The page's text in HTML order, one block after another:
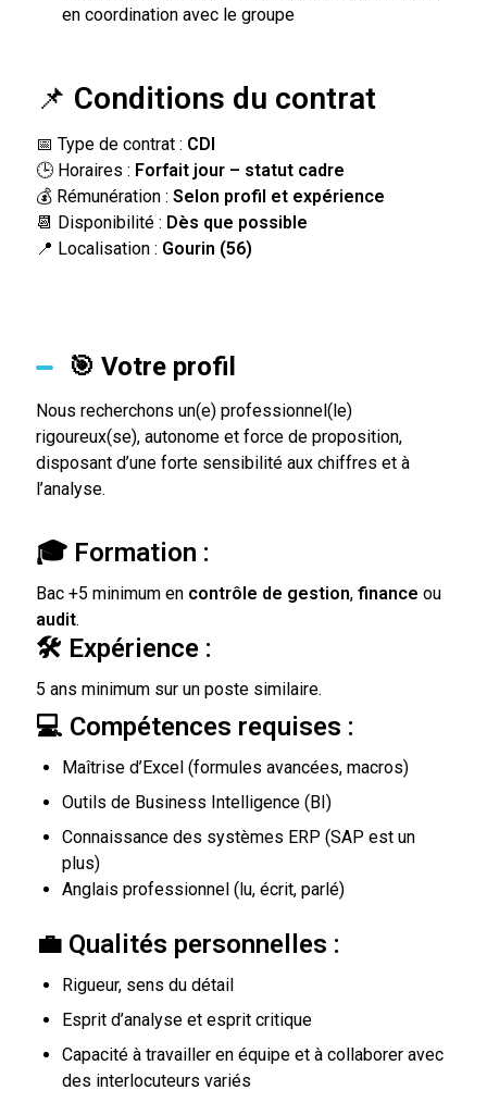
en coordination avec le groupe
📌 Conditions du contrat
📅 Type de contrat : CDI
🕒 Horaires : Forfait jour – statut cadre
💰 Rémunération : Selon profil et expérience
📆 Disponibilité : Dès que possible
📍 Localisation : Gourin (56)
🎯 Votre profil
Nous recherchons un(e) professionnel(le)
rigoureux(se), autonome et force de proposition,
disposant d’une forte sensibilité aux chiffres et à
l’analyse.
🎓 Formation :
Bac +5 minimum en contrôle de gestion, finance ou
audit.
🛠 Expérience :
5 ans minimum sur un poste similaire.
💻 Compétences requises :
Maîtrise d’Excel (formules avancées, macros)
Outils de Business Intelligence (BI)
Connaissance des systèmes ERP (SAP est un
plus)
Anglais professionnel (lu, écrit, parlé)
💼 Qualités personnelles :
Rigueur, sens du détail
Esprit d’analyse et esprit critique
Capacité à travailler en équipe et à collaborer avec
des interlocuteurs variés